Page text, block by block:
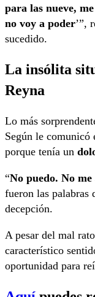
para las nueve,
no voy a poder’”,
sucedido.
La insólita
Reyna
Lo más
Según le comunicó
porque tenía un
“No puedo. No
fueron las palabras
decepción.
A pesar del mal
característico
oportunidad para